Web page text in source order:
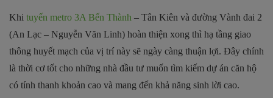
Khi tuyến metro 3A Bến Thành – Tân Kiên và đường Vành đai 2
(An Lạc – Nguyễn Văn Linh) hoàn thiện xong thì hạ tầng giao
thông huyết mạch của vị trí này sẽ ngày càng thuận lợi. Đây chính
là thời cơ tốt cho những nhà đầu tư muốn tìm kiếm dự án căn hộ
có tính thanh khoản cao và mang đến khả năng sinh lời cao.